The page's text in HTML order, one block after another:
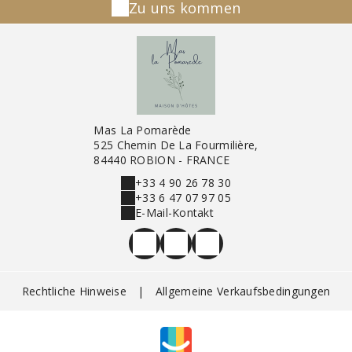
Zu uns kommen
Mas La Pomarède
525 Chemin De La Fourmilière,
84440 ROBION - FRANCE
+33 4 90 26 78 30
+33 6 47 07 97 05
E-Mail-Kontakt
Rechtliche Hinweise | Allgemeine Verkaufsbedingungen